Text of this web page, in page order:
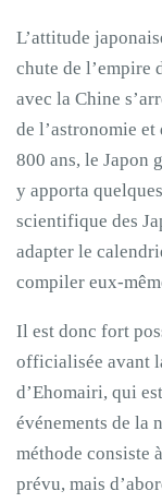
L’attitude
chute de l’empire
avec la Chine
de l’astronomie
800 ans, le Japon
y apporta
scientifique des
adapter le
compiler eux-
Il est donc fort
officialisée avant
d’Ehomairi, qui
événements de la
méthode consiste
prévu, mais